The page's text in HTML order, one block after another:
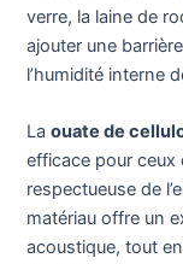
verre, la laine de
ajouter une
l’humidité interne
Laouate de
efficace pour
respectueuse de
matériau offre un
acoustique, tout